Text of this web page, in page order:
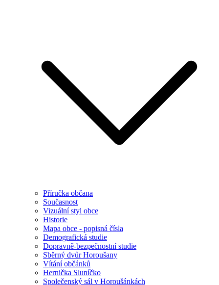
Příručka občana
Současnost
Vizuální styl obce
Historie
Mapa obce - popisná čísla
Demografická studie
Dopravně-bezpečnostní studie
Sběrný dvůr Horoušany
Vítání občánků
Hernička Sluníčko
Společenský sál v Horoušánkách